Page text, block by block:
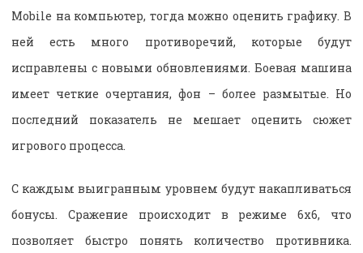
Mobile на компьютер, тогда можно оценить графику. В
ней есть много противоречий, которые будут
исправлены с новыми обновлениями. Боевая машина
имеет четкие очертания, фон – более размытые. Но
последний показатель не мешает оценить сюжет
игрового процесса.
С каждым выигранным уровнем будут накапливаться
бонусы. Сражение происходит в режиме 6х6, что
позволяет быстро понять количество противника.